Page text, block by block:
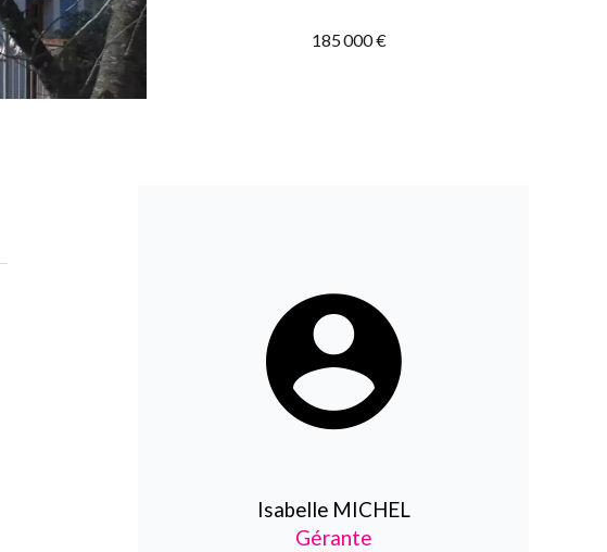
185 000 €
Isabelle MICHEL
Gérante